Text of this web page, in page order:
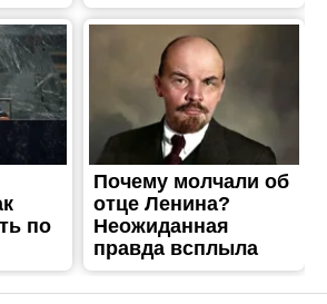
в Никополе и
свет:
адрес